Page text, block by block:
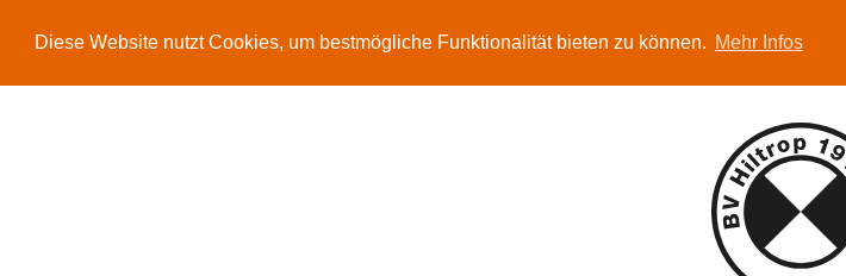
Diese Website nutzt Cookies, um bestmögliche Funktionalität bieten zu können. Mehr Infos